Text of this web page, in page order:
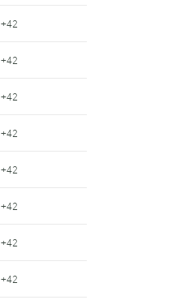
+42
+42
+42
+42
+42
+42
+42
+42